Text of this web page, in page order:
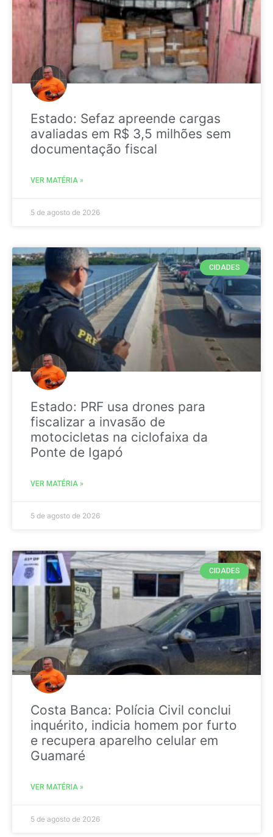
Estado: Sefaz apreende cargas
avaliadas em R$ 3,5 milhões sem
documentação fiscal
VER MATÉRIA »
5 de agosto de 2026
CIDADES
Estado: PRF usa drones para
fiscalizar a invasão de
motocicletas na ciclofaixa da
Ponte de Igapó
VER MATÉRIA »
5 de agosto de 2026
CIDADES
Costa Banca: Polícia Civil conclui
inquérito, indicia homem por furto
e recupera aparelho celular em
Guamaré
VER MATÉRIA »
5 de agosto de 2026